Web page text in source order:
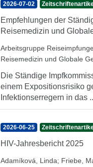
2026-07-02
Empfehlungen der
Reisemedizin und
Arbeitsgruppe
Reisemedizin und Globale
Die Ständige
einem Expositionsrisiko
Infektionserregern in das
2026-06-25
HIV-Jahresbericht 2025
Adamíková, Linda; Friebe,